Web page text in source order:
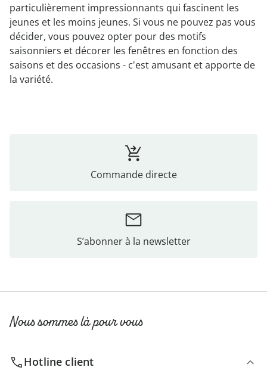
particulièrement impressionnants qui fascinent les
jeunes et les moins jeunes. Si vous ne pouvez pas vous
décider, vous pouvez opter pour des motifs
saisonniers et décorer les fenêtres en fonction des
saisons et des occasions - c'est amusant et apporte de
la variété.
Commande directe
S’abonner à la newsletter
Nous sommes là pour vous
Hotline client